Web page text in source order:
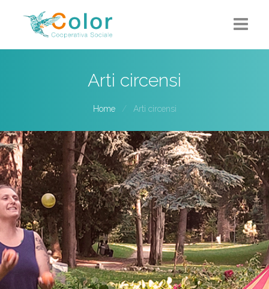
Progetti-Servizi
Eventi
Contatti
Arti circensi
Home Arti circensi